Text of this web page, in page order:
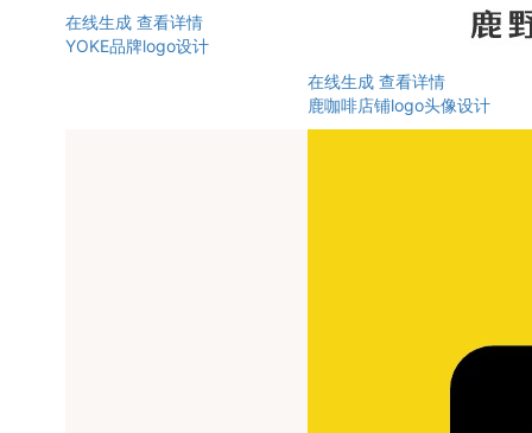
在线生成 查看详情
YOKE品牌logo设计
在线生成 查看详情
鹿咖啡店铺logo头像设计